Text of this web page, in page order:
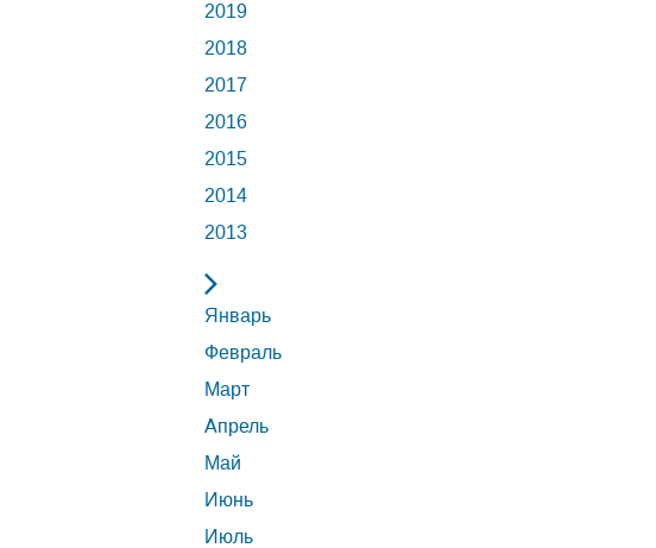
2019
2018
2017
2016
2015
2014
2013
Январь
Февраль
Март
Апрель
Май
Июнь
Июль